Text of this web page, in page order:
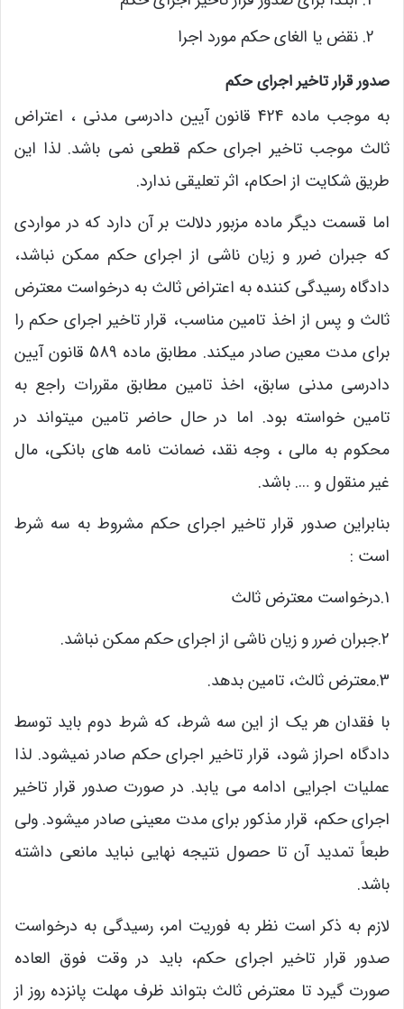
نقض یا الغای حکم مورد اجرا
صدور قرار تاخیر اجرای حکم
به موجب ماده 424 قانون آیین دادرسی مدنی ، اعتراض
ثالث موجب تاخیر اجرای حکم قطعی نمی باشد. لذا این
طریق شکایت از احکام، اثر تعلیقی ندارد.
اما قسمت دیگر ماده مزبور دلالت بر آن دارد که در مواردی
که جبران ضرر و زیان ناشی از اجرای حکم ممکن نباشد،
دادگاه رسیدگی کننده به اعتراض ثالث به درخواست معترض
ثالث و پس از اخذ تامین مناسب، قرار تاخیر اجرای حکم را
برای مدت معین صادر میکند. مطابق ماده 589 قانون آیین
دادرسی مدنی سابق، اخذ تامین مطابق مقررات راجع به
تامین خواسته بود. اما در حال حاضر تامین میتواند در
محکوم به مالی ، وجه نقد، ضمانت نامه های بانکی، مال
غیر منقول و …. باشد.
بنابراین صدور قرار تاخیر اجرای حکم مشروط به سه شرط
است :
1.درخواست معترض ثالث
2.جبران ضرر و زیان ناشی از اجرای حکم ممکن نباشد.
3.معترض ثالث، تامین بدهد.
با فقدان هر یک از این سه شرط، که شرط دوم باید توسط
دادگاه احراز شود، قرار تاخیر اجرای حکم صادر نمیشود. لذا
عملیات اجرایی ادامه می یابد. در صورت صدور قرار تاخیر
اجرای حکم، قرار مذکور برای مدت معینی صادر میشود. ولی
طبعاً تمدید آن تا حصول نتیجه نهایی نباید مانعی داشته
باشد.
لازم به ذکر است نظر به فوریت امر، رسیدگی به درخواست
صدور قرار تاخیر اجرای حکم، باید در وقت فوق العاده
صورت گیرد تا معترض ثالث بتواند ظرف مهلت پانزده روز از